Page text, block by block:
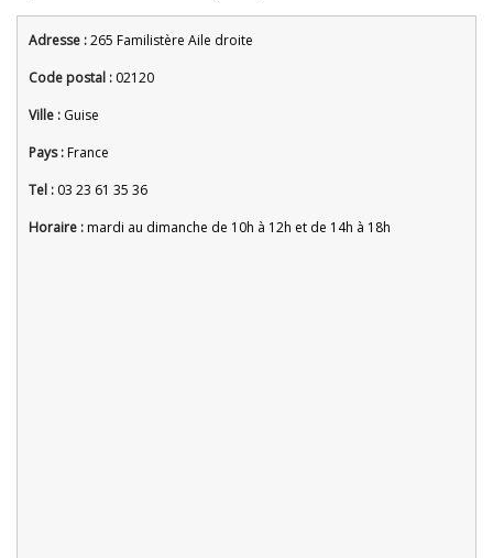
Adresse :265 Familistère Aile droite
Code postal : 02120
Ville : Guise
Pays :France
Tel : 03 23 61 35 36
Horaire :mardi au dimanche de 10h à 12h et de 14h à 18h